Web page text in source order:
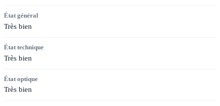
État général
Très bien
État technique
Très bien
État optique
Très bien